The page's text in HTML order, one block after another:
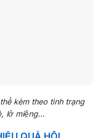
kèm theo tình trạng
lở miệng…